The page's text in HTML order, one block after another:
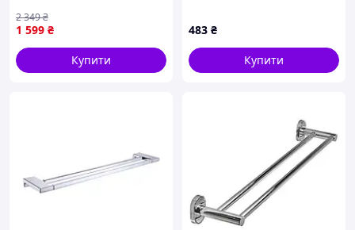
Essentials Cube New
40511001
1 599 ₴
2 349₴
Купити
483 ₴
Купити